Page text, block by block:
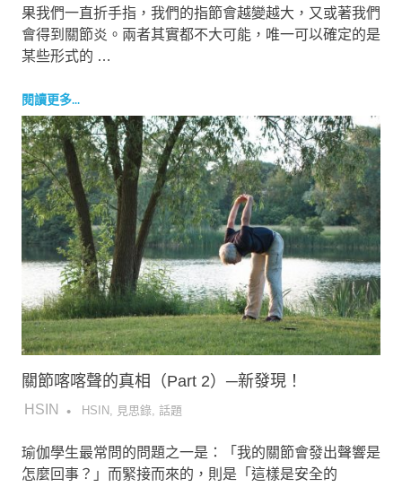
果我們一直折手指，我們的指節會越變越大，又或著我們
會得到關節炎。兩者其實都不大可能，唯一可以確定的是
某些形式的 …
閱讀更多...
關節喀喀聲的真相（Part 2）─新發現！
2017-07-18
HSIN HSIN , 見思錄, 話題
瑜伽學生最常問的問題之一是：「我的關節會發出聲響是
怎麼回事？」而緊接而來的，則是「這樣是安全的